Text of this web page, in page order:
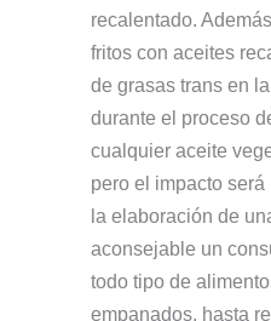
recalentado.
fritos con aceites
de grasas trans en
durante el proceso
cualquier aceite
pero el impacto
la elaboración de
aconsejable un
todo tipo de
empanados, hasta